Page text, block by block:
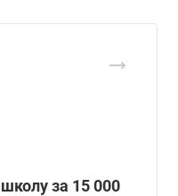
за 15 000